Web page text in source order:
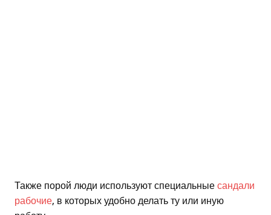
Также порой люди используют специальные сандали
рабочие, в которых удобно делать ту или иную